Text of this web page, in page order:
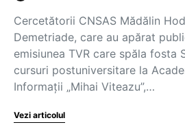
Cercetătorii CNSAS Mădălin
Demetriade, care au apărat
emisiunea TVR care spăla fosta
cursuri postuniversitare la
Informații „Mihai Viteazu”,…
Vezi articolul